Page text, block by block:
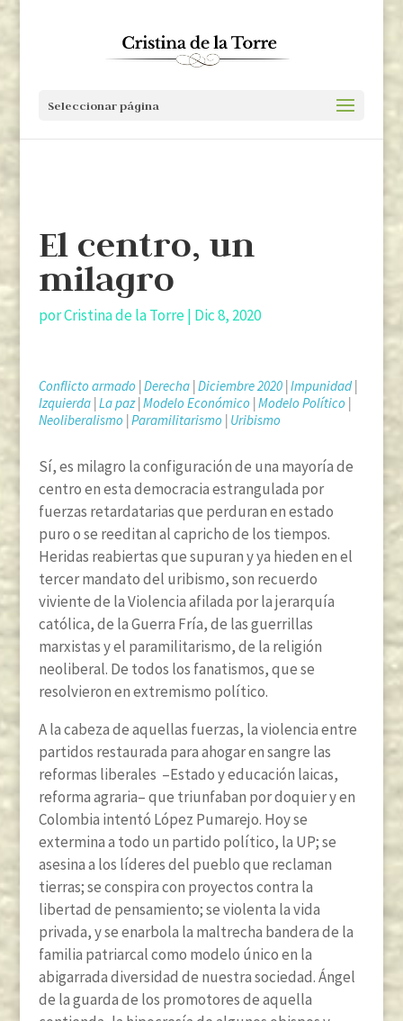
Seleccionar página
El centro, un
milagro
porCristina de la Torre| Dic 8, 2020
Conflicto armado |Derecha|Diciembre 2020|Impunidad|
Izquierda|La paz|Modelo Económico |Modelo Político |
Neoliberalismo |Paramilitarismo | Uribismo
Sí, es milagro la configuración de una mayoría de
centro en esta democracia estrangulada por
fuerzas retardatarias que perduran en estado
puro o se reeditan al capricho de los tiempos.
Heridas reabiertas que supuran y ya hieden en el
tercer mandato del uribismo, son recuerdo
viviente de la Violencia afilada por la jerarquía
católica, de la Guerra Fría, de las guerrillas
marxistas y el paramilitarismo, de la religión
neoliberal. De todos los fanatismos, que se
resolvieron en extremismo político.
A la cabeza de aquellas fuerzas, la violencia entre
partidos restaurada para ahogar en sangre las
reformas liberales –Estado y educación laicas,
reforma agraria– que triunfaban por doquier y en
Colombia intentó López Pumarejo. Hoy se
extermina a todo un partido político, la UP; se
asesina a los líderes del pueblo que reclaman
tierras; se conspira con proyectos contra la
libertad de pensamiento; se violenta la vida
privada, y se enarbola la maltrecha bandera de la
familia patriarcal como modelo único en la
abigarrada diversidad de nuestra sociedad. Ángel
de la guarda de los promotores de aquella